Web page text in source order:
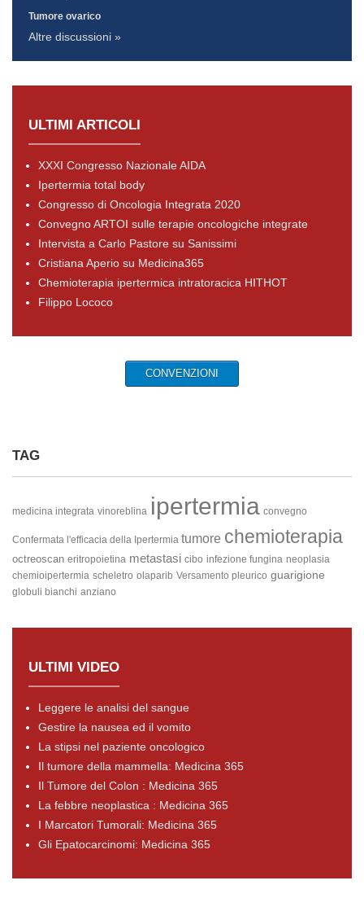
Tumore ovarico
Altre discussioni »
ULTIMI ARTICOLI
XXXI Congresso Nazionale AIDA
Ipertermia total body
Congresso di Oncologia Integrata 2020
Convegno ARTOI sulle terapie oncologiche integrate
Intervista a Carlo Pastore su Sanissimi
Cristiana Aperio su Medicina365
Chemioterapia ipertermica intratoracica HITHOT
Filippo Lococo
CONVENZIONI
TAG
medicina integrata vinoreblina ipertermia convegno
Confermata l'efficacia della Ipertermia tumore chemioterapia
octreoscan eritropoietina metastasi cibo infezione fungina neoplasia
chemioipertermia scheletro olaparib Versamento pleurico guarigione
globuli bianchi anziano
ULTIMI VIDEO
Leggere le analisi del sangue
Gestire la nausea ed il vomito
La stipsi nel paziente oncologico
Il tumore della mammella: Medicina 365
Il Tumore del Colon : Medicina 365
La febbre neoplastica : Medicina 365
I Marcatori Tumorali: Medicina 365
Gli Epatocarcinomi: Medicina 365